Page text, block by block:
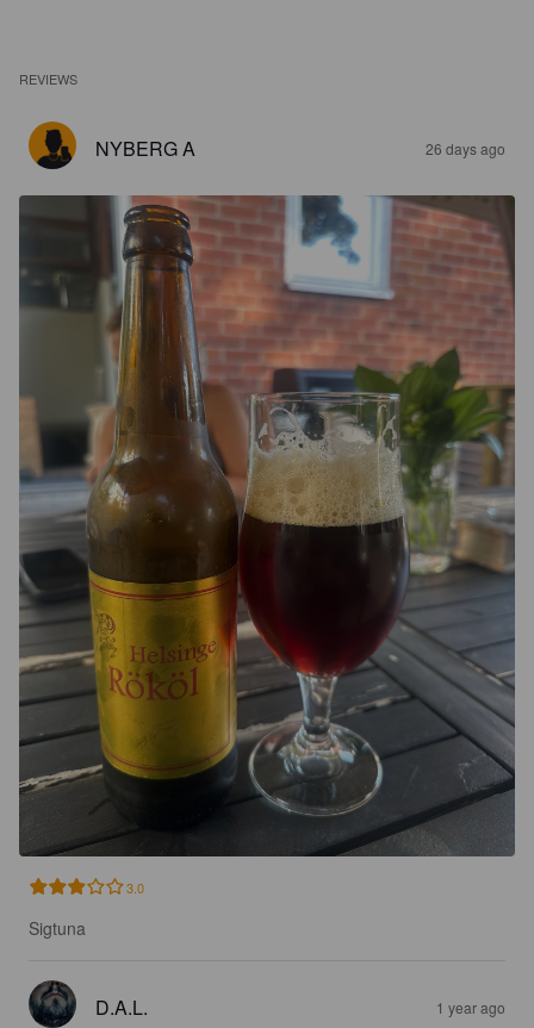
REVIEWS
NYBERG A 26 days ago
3.0
Sigtuna
D.A.L. 1 year ago